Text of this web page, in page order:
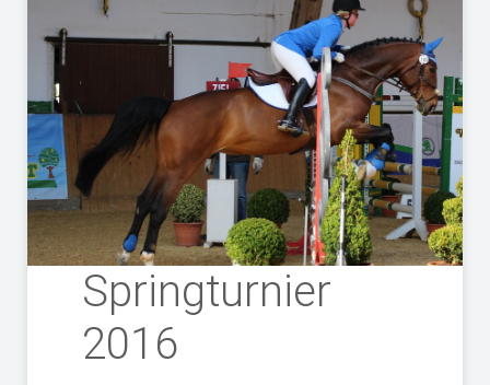
Springturnier
2016